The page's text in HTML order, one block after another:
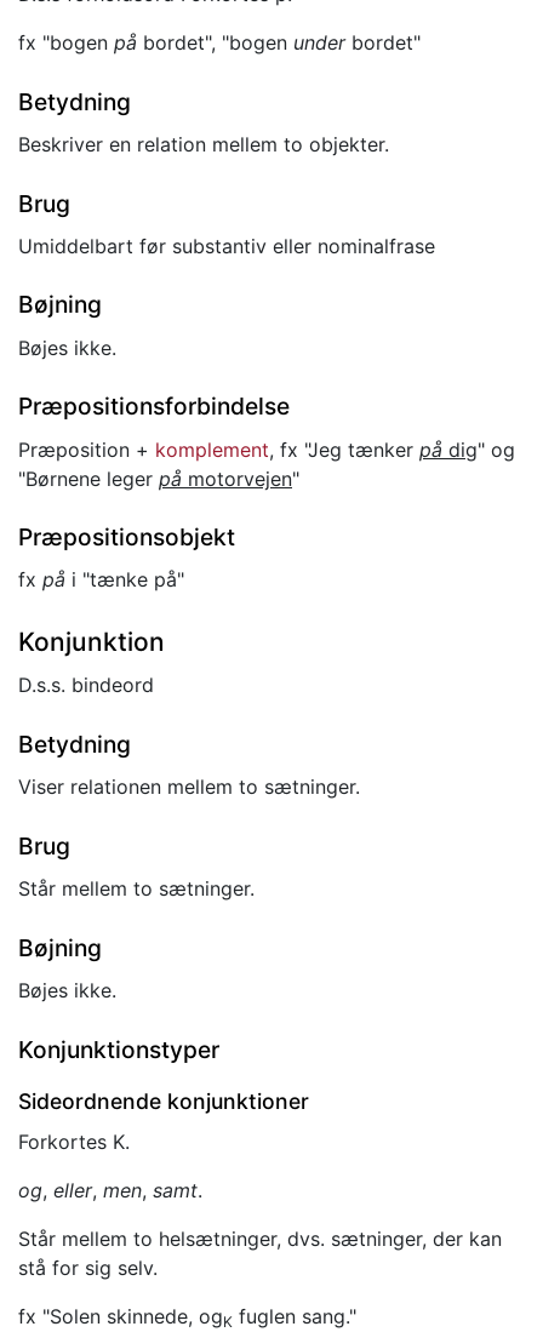
fx "bogen på bordet", "bogen underbordet"
Betydning
Beskriver en relation mellem to objekter.
Brug
Umiddelbart før substantiv eller nominalfrase
Bøjning
Bøjes ikke.
Præpositionsforbindelse
Præposition + komplement, fx "Jeg tænker på dig" og
"Børnene leger på motorvejen"
Præpositionsobjekt
fx på i "tænke på"
Konjunktion
D.s.s. bindeord
Betydning
Viser relationen mellem to sætninger.
Brug
Står mellem to sætninger.
Bøjning
Bøjes ikke.
Konjunktionstyper
Sideordnende konjunktioner
Forkortes K.
og, eller, men, samt.
Står mellem to helsætninger, dvs. sætninger, der kan
stå for sig selv.
fx "Solen skinnede, ogK fuglen sang."